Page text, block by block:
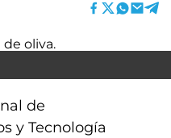
de
y Tecnología